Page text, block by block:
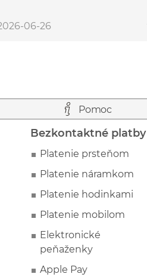
06-26
Pomoc
Bezkontaktné platby
Platenie prsteňom
Platenie náramkom
Platenie hodinkami
Platenie mobilom
Elektronické
peňaženky
Apple Pay